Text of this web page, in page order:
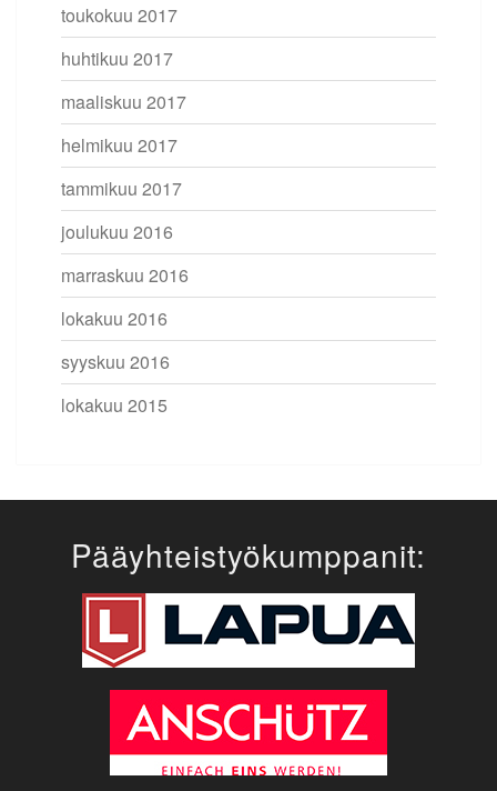
toukokuu 2017
huhtikuu 2017
maaliskuu 2017
helmikuu 2017
tammikuu 2017
joulukuu 2016
marraskuu 2016
lokakuu 2016
syyskuu 2016
lokakuu 2015
Pääyhteistyökumppanit: